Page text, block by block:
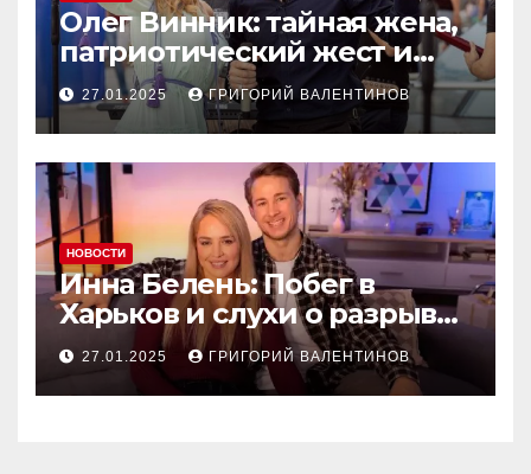
Олег Винник: тайная жена,
патриотический жест и
новый концерт в Чехии
27.01.2025 ГРИГОРИЙ ВАЛЕНТИНОВ
НОВОСТИ
Инна Белень: Побег в
Харьков и слухи о разрыве
с Александром Терёном
27.01.2025 ГРИГОРИЙ ВАЛЕНТИНОВ